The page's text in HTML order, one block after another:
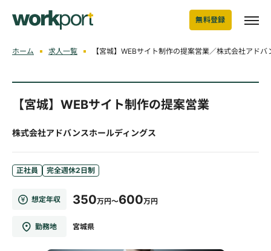
無料登録
ホーム 求人一覧 【宮城】WEBサイト制作の提案営業／株式会社アド
【宮城】WEBサイト制作の提案営業
株式会社アドバンスホールディングス
正社員 完全週休2日制
想定年収 350万円～600万円
勤務地 宮城県